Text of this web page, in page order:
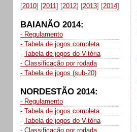
[2010] [2011] [2012] [2013] [2014]
BAIANÃO 2014:
- Regulamento
- Tabela de jogos completa
- Tabela de jogos do Vitória
- Classificação por rodada
- Tabela de jogos (sub-20)
NORDESTÃO 2014:
- Regulamento
- Tabela de jogos completa
- Tabela de jogos do Vitória
- Classificação por rodada